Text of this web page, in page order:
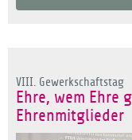
VIII. Gewerkschaftstag
Ehre, wem Ehre
Ehrenmitglieder